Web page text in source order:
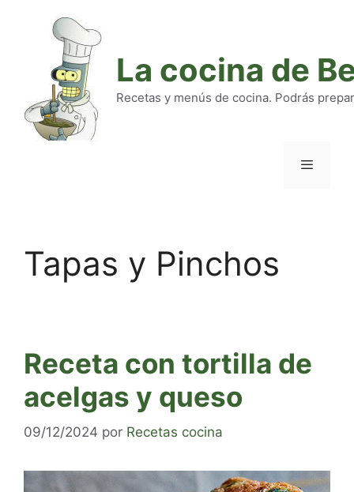
La cocina de
Recetas y menús de cocina. Podrás
Tapas y Pinchos
Receta con tortilla de
acelgas y queso
09/12/2024 por Recetas cocina